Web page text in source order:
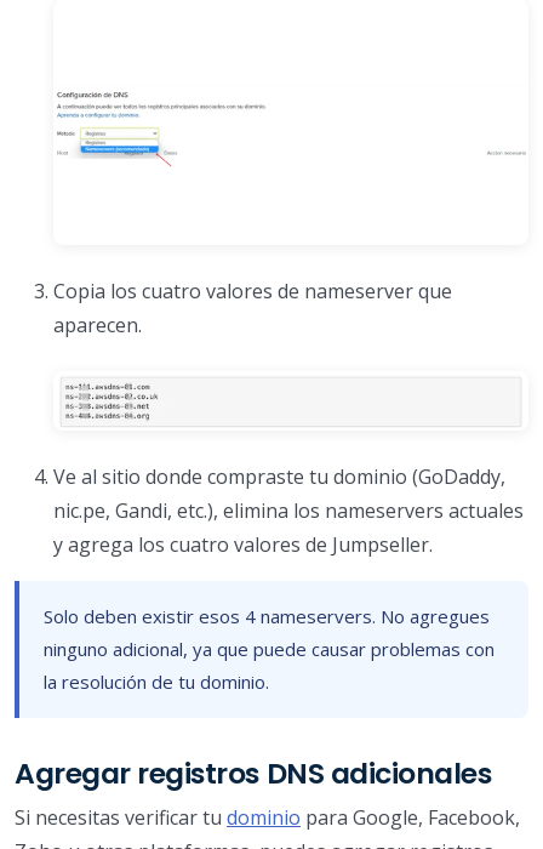
Copia los cuatro valores de nameserver que
aparecen.
Ve al sitio donde compraste tu dominio (GoDaddy,
nic.pe, Gandi, etc.), elimina los nameservers actuales
y agrega los cuatro valores de Jumpseller.
Solo deben existir esos 4 nameservers. No agregues
ninguno adicional, ya que puede causar problemas con
la resolución de tu dominio.
Agregar registros DNS adicionales
Si necesitas verificar tu dominio para Google, Facebook,